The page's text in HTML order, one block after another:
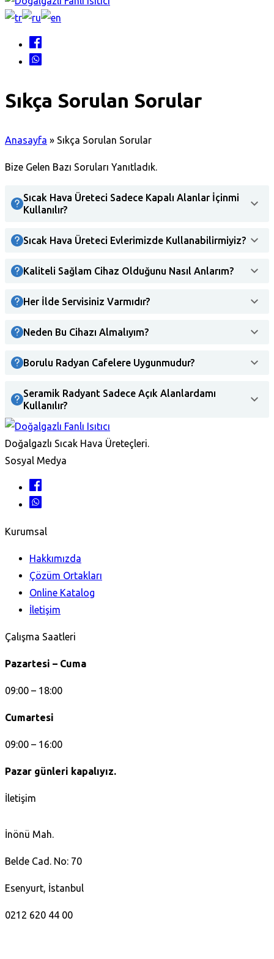
Sıkça Sorulan Sorular
Anasayfa » Sıkça Sorulan Sorular
Bize Gelen Bazı Soruları Yanıtladık.
Sıcak Hava Üreteci Sadece Kapalı Alanlar İçinmi
Kullanılır?
Sıcak Hava Üreteci Evlerimizde Kullanabilirmiyiz?
Kaliteli Sağlam Cihaz Olduğunu Nasıl Anlarım?
Her İlde Servisiniz Varmıdır?
Neden Bu Cihazı Almalıyım?
Borulu Radyan Cafelere Uygunmudur?
Seramik Radyant Sadece Açık Alanlardamı
Kullanılır?
Doğalgazlı Sıcak Hava Üreteçleri.
Sosyal Medya
Kurumsal
Hakkımızda
Çözüm Ortakları
Online Katalog
İletişim
Çalışma Saatleri
Pazartesi – Cuma
09:00 – 18:00
Cumartesi
09:00 – 16:00
Pazar günleri kapalıyız.
İletişim
İnönü Mah.
Belde Cad. No: 70
Esenyurt, İstanbul
0212 620 44 00